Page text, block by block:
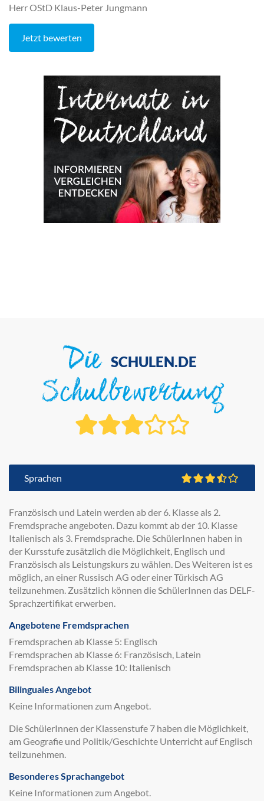
Herr OStD Klaus-Peter Jungmann
Jetzt bewerten
Die SCHULEN.DE
Schulbewertung
Sprachen
Französisch und Latein werden ab der 6. Klasse als 2.
Fremdsprache angeboten. Dazu kommt ab der 10. Klasse
Italienisch als 3. Fremdsprache. Die SchülerInnen haben in
der Kursstufe zusätzlich die Möglichkeit, Englisch und
Französisch als Leistungskurs zu wählen. Des Weiteren ist es
möglich, an einer Russisch AG oder einer Türkisch AG
teilzunehmen. Zusätzlich können die SchülerInnen das DELF-
Sprachzertifikat erwerben.
Angebotene Fremdsprachen
Fremdsprachen ab Klasse 5: Englisch
Fremdsprachen ab Klasse 6: Französisch, Latein
Fremdsprachen ab Klasse 10: Italienisch
Bilinguales Angebot
Keine Informationen zum Angebot.
Die SchülerInnen der Klassenstufe 7 haben die Möglichkeit,
am Geografie und Politik/Geschichte Unterricht auf Englisch
teilzunehmen.
Besonderes Sprachangebot
Keine Informationen zum Angebot.